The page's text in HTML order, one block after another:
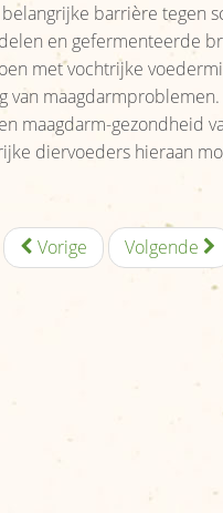
barrière tegen
en gefermenteerde
met vochtrijke
van
maagdarm-gezondheid
diervoeders hieraan
Vorige Volgende